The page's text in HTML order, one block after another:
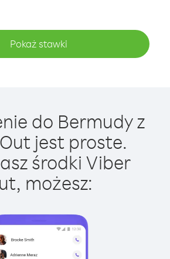
Pokaż stawki
do Bermudy z
jest proste.
środki Viber
możesz: